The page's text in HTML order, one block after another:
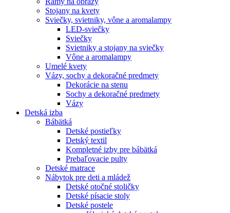
Stojany na kvety
Sviečky, svietniky, vône a aromalampy
LED-sviečky
Sviečky
Svietniky a stojany na sviečky
Vône a aromalampy
Umelé kvety
Vázy, sochy a dekoračné predmety
Dekorácie na stenu
Sochy a dekoračné predmety
Vázy
Detská izba
Bábätká
Detské postieľky
Detský textil
Kompletné izby pre bábätká
Prebaľovacie pulty
Detské matrace
Nábytok pre deti a mládež
Detské otočné stoličky
Detské písacie stoly
Detské postele